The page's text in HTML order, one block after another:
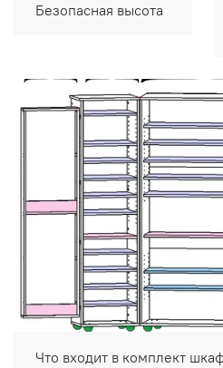
Безопасная высота
Что входит в комплект